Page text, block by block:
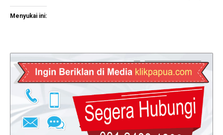
Menyukai ini: